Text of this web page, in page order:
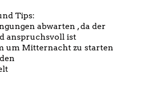
Tips:
abwarten , da der
anspruchsvoll ist
um Mitternacht zu starten